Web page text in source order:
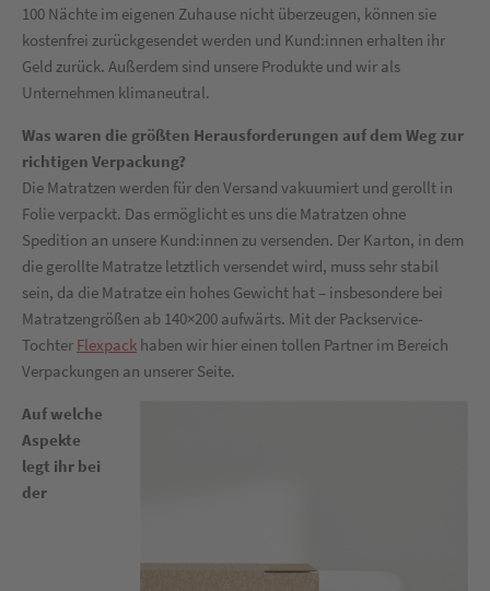
100 Nächte im eigenen Zuhause nicht überzeugen, können sie
kostenfrei zurückgesendet werden und Kund:innen erhalten ihr
Geld zurück. Außerdem sind unsere Produkte und wir als
Unternehmen klimaneutral.
Was waren die größten Herausforderungen auf dem Weg zur
richtigen Verpackung?
Die Matratzen werden für den Versand vakuumiert und gerollt in
Folie verpackt. Das ermöglicht es uns die Matratzen ohne
Spedition an unsere Kund:innen zu versenden. Der Karton, in dem
die gerollte Matratze letztlich versendet wird, muss sehr stabil
sein, da die Matratze ein hohes Gewicht hat – insbesondere bei
Matratzengrößen ab 140×200 aufwärts. Mit der Packservice-
Tochter Flexpack haben wir hier einen tollen Partner im Bereich
Verpackungen an unserer Seite.
Auf welche
Aspekte
legt ihr bei
der